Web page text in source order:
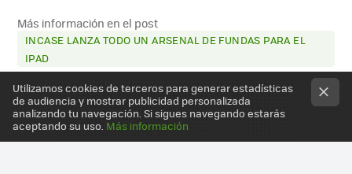
Más información en el post
INCASE LANZA TODO UN ARSENAL DE FUNDAS PARA EL
IPAD
Utilizamos cookies de terceros para generar estadísticas
de audiencia y mostrar publicidad personalizada
analizando tu navegación. Si sigues navegando estarás
aceptando su uso. Más información